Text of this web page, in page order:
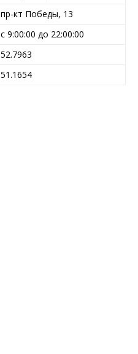
пр-кт Победы, 13
с 9:00:00 до 22:00:00
52.7963
51.1654